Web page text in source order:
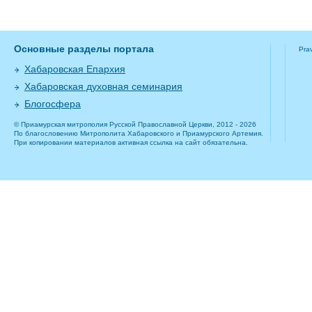
Основные разделы портала
Хабаровская Епархия
Хабаровская духовная семинария
Блогосфера
© Приамурская митрополия Русской Православной Церкви, 2012 - 2026
По благословению Митрополита Хабаровского и Приамурского Артемия.
При копировании материалов активная ссылка на сайт обязательна.